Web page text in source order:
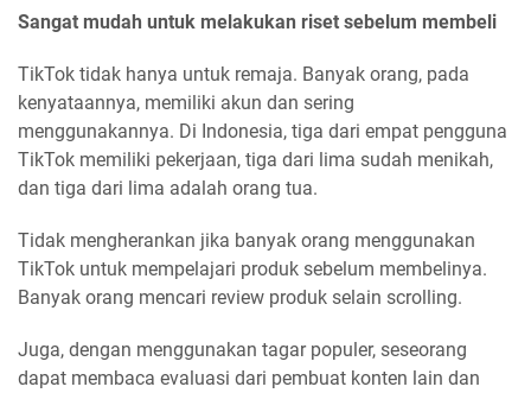
Sangat mudah untuk melakukan riset sebelum membeli
TikTok tidak hanya untuk remaja. Banyak orang, pada
kenyataannya, memiliki akun dan sering
menggunakannya. Di Indonesia, tiga dari empat pengguna
TikTok memiliki pekerjaan, tiga dari lima sudah menikah,
dan tiga dari lima adalah orang tua.
Tidak mengherankan jika banyak orang menggunakan
TikTok untuk mempelajari produk sebelum membelinya.
Banyak orang mencari review produk selain scrolling.
Juga, dengan menggunakan tagar populer, seseorang
dapat membaca evaluasi dari pembuat konten lain dan